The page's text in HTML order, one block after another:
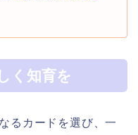
く知育を
るカードを選び、一